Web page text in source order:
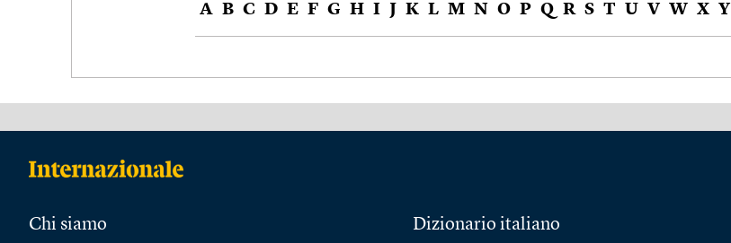
A B C D E F G H I J K L M N O P Q R S T U V W X Y
Chi siamo Dizionario italiano